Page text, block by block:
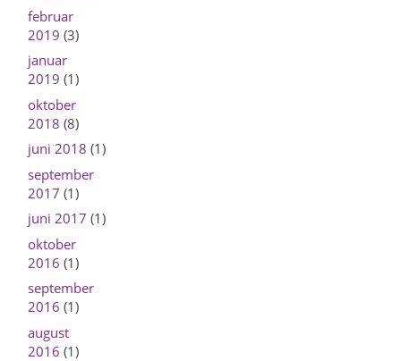
februar
2019 (3)
januar
2019 (1)
oktober
2018 (8)
juni 2018 (1)
september
2017 (1)
juni 2017 (1)
oktober
2016 (1)
september
2016 (1)
august
2016 (1)